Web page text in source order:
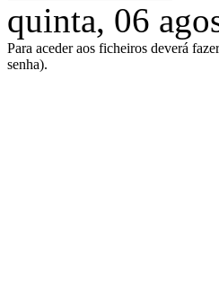
quinta, 06
Para aceder aos ficheiros deverá
senha).